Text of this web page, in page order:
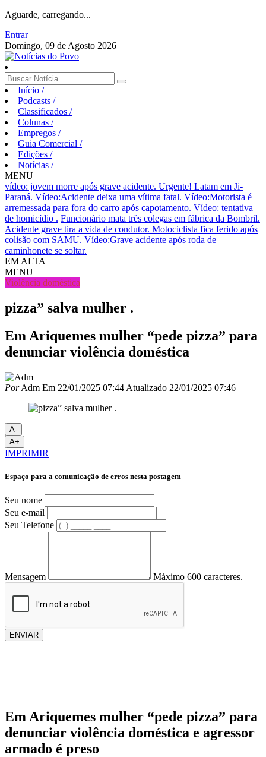
Aguarde, carregando...
Entrar
Domingo, 09 de Agosto 2026
Início /
Podcasts /
Classificados /
Colunas /
Empregos /
Guia Comercial /
Edições /
Notícias /
MENU
vídeo: jovem morre após grave acidente. Urgente! Latam em Ji-
Paraná. Vídeo:Acidente deixa uma vítima fatal. Vídeo:Motorista é
arremessada para fora do carro após capotamento. Vídeo: tentativa
de homicídio . Funcionário mata três colegas em fábrica da Bombril.
Acidente grave tira a vida de condutor. Motociclista fica ferido após
colisão com SAMU. Vídeo:Grave acidente após roda de
caminhonete se soltar.
EM ALTA
MENU
Violência doméstica
pizza” salva mulher .
Em Ariquemes mulher “pede pizza” para
denunciar violência doméstica
PorAdm Em 22/01/2025 07:44 Atualizado 22/01/2025 07:46
A-
A+
IMPRIMIR
Espaço para a comunicação de erros nesta postagem
Seu nome
Seu e-mail
Seu Telefone
Mensagem Máximo 600 caracteres.
ENVIAR
Em Ariquemes mulher “pede pizza” para
denunciar violência doméstica e agressor
armado é preso